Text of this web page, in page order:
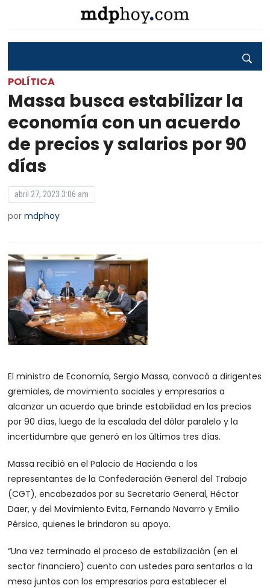
POLÍTICA
Massa busca estabilizar la
economía con un acuerdo
de precios y salarios por 90
días
abril 27, 2023 3:06 am
pormdphoy
El ministro de Economía, Sergio Massa, convocó a dirigentes
gremiales, de movimiento sociales y empresarios a
alcanzar un acuerdo que brinde estabilidad en los precios
por 90 días, luego de la escalada del dólar paralelo y la
incertidumbre que generó en los últimos tres días.
Massa recibió en el Palacio de Hacienda a los
representantes de la Confederación General del Trabajo
(CGT), encabezados por su Secretario General, Héctor
Daer, y del Movimiento Evita, Fernando Navarro y Emilio
Pérsico, quienes le brindaron su apoyo.
“Una vez terminado el proceso de estabilización (en el
sector financiero) cuento con ustedes para sentarlos a la
mesa juntos con los empresarios para establecer el